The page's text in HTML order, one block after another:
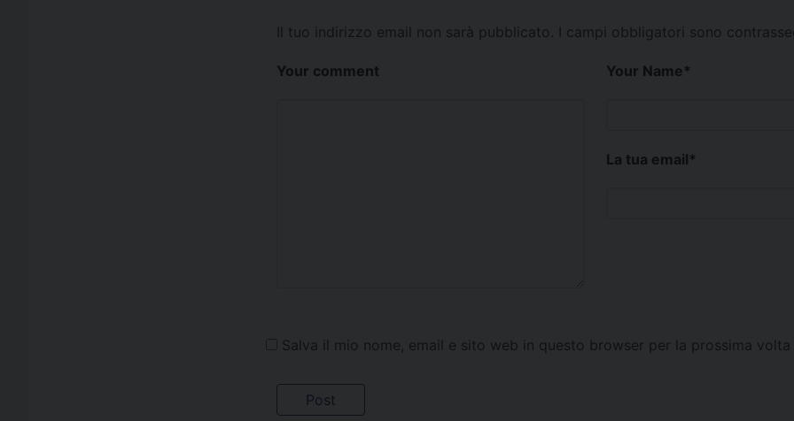
Il tuo indirizzo email non sarà pubblicato. I campi obbligatori sono
Your comment Your Name*
La tua email*
Salva il mio nome, email e sito web in questo browser per la prossima volta